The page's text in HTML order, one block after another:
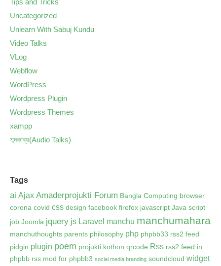
Tips and Tricks
Uncategorized
Unlearn With Sabuj Kundu
Video Talks
VLog
Webflow
WordPress
Wordpress Plugin
Wordpress Themes
xampp
শব্দকাব্য(Audio Talks)
Tags
ai Ajax Amaderprojukti Forum Bangla Computing browser
corona covid css design facebook firefox javascript Java script
job Joomla jquery js Laravel manchu manchumahara
manchuthoughts parents philosophy php phpbb33 rss2 feed
pidgin plugin poem projukti kothon qrcode Rss rss2 feed in
phpbb rss mod for phpbb3 social media branding soundcloud widget